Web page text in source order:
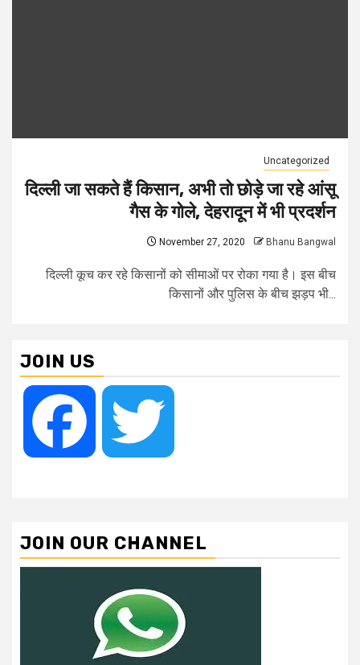
Uncategorized
दिल्ली जा सकते हैं किसान, अभी तो छोड़े जा रहे आंसू
गैस के गोले, देहरादून में भी प्रदर्शन
November 27, 2020 Bhanu Bangwal
दिल्ली कूच कर रहे किसानों को सीमाओं पर रोका गया है। इस बीच
किसानों और पुलिस के बीच झड़प भी...
JOIN US
Facebook
JOIN OUR CHANNEL